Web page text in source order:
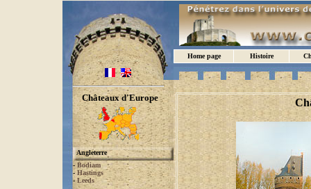
Home page Histoire
Châteaux d'Europe
Angleterre
- Bodiam
- Hastings
- Leeds